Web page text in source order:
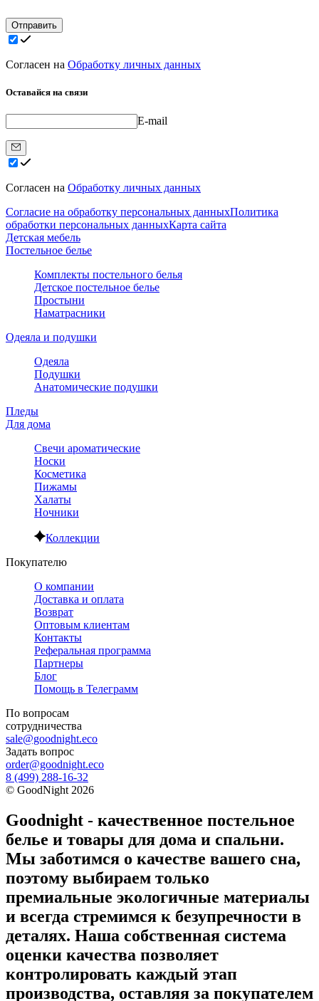
Отправить
Согласен на Обработку личных данных
Оставайся на связи
E-mail
Согласен на Обработку личных данных
Согласие на обработку персональных данныхПолитика
обработки персональных данныхКарта сайта
Детская мебель
Постельное белье
Комплекты постельного белья
Детское постельное белье
Простыни
Наматрасники
Одеяла и подушки
Одеяла
Подушки
Анатомические подушки
Пледы
Для дома
Свечи ароматические
Носки
Косметика
Пижамы
Халаты
Ночники
Коллекции
Покупателю
О компании
Доставка и оплата
Возврат
Оптовым клиентам
Контакты
Реферальная программа
Партнеры
Блог
Помощь в Телеграмм
По вопросам
сотрудничества
sale@goodnight.eco
Задать вопрос
order@goodnight.eco
8 (499) 288-16-32
© GoodNight 2026
Goodnight - качественное постельное
белье и товары для дома и спальни.
Мы заботимся о качестве вашего сна,
поэтому выбираем только
премиальные экологичные материалы
и всегда стремимся к безупречности в
деталях. Наша собственная система
оценки качества позволяет
контролировать каждый этап
производства, оставляя за покупателем